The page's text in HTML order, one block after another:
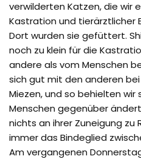
verwilderten Katzen, die wir
Kastration und tierärztlicher
Dort wurden sie gefüttert.
noch zu klein für die
andere als vom Menschen
sich gut mit den anderen
Miezen, und so behielten wir
Menschen gegenüber
nichts an ihrer Zuneigung zu
immer das Bindeglied
Am vergangenen